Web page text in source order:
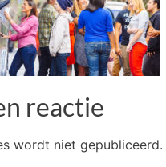
reactie
wordt niet gepubliceerd.